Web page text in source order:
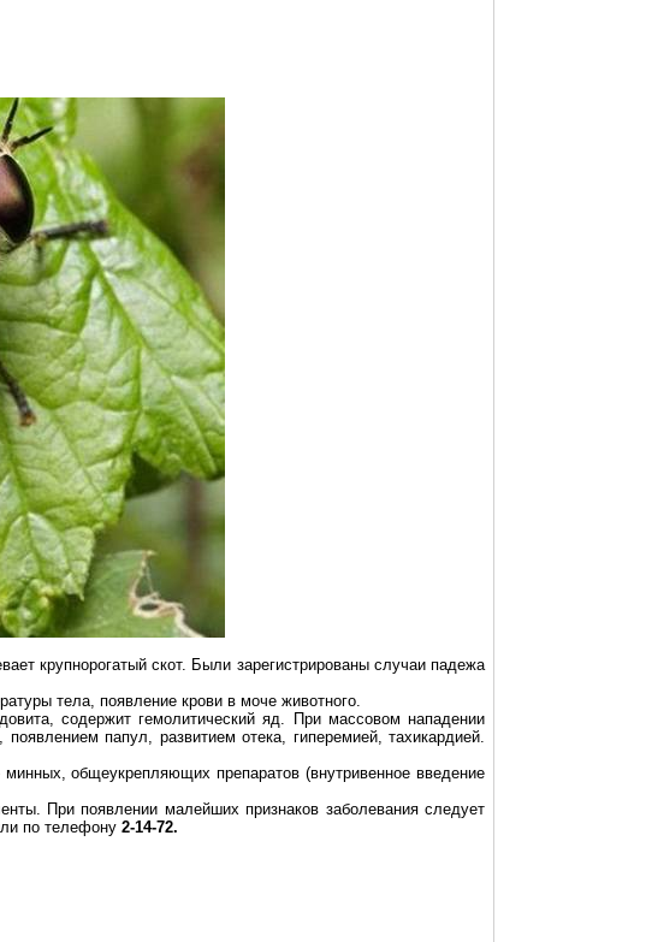
крупнорогатый скот. Были зарегистрированы случаи падежа
тела, появление крови в моче животного.
содержит гемолитический яд. При массовом нападении
папул, развитием отека, гиперемией, тахикардией.
минных, общеукрепляющих препаратов (внутривенное введение
При появлении малейших признаков заболевания следует
по телефону 2-14-72.